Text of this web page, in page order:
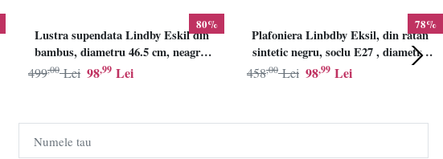
80%
Lustra supendata Lindby Eskil din
bambus, diametru 46.5 cm, neagra,
E27
98,99 Lei
499,00 Lei
78%
Plafoniera Linbdby Eksil, din ratan
sintetic negru, soclu E27 , diametru
46.5cm, LINDBY
98,99 Lei
458,00 Lei
Numele tau